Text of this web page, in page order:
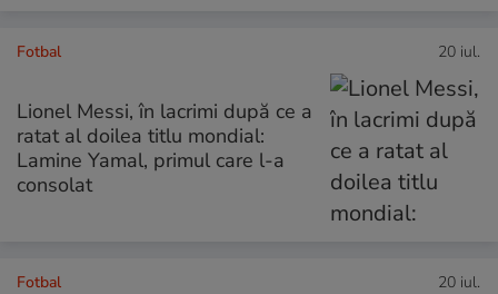
Fotbal 20 iul.
Lionel Messi, în lacrimi după ce a
ratat al doilea titlu mondial:
Lamine Yamal, primul care l-a
consolat
Fotbal 20 iul.